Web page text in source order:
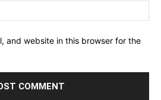
and website in this browser for the